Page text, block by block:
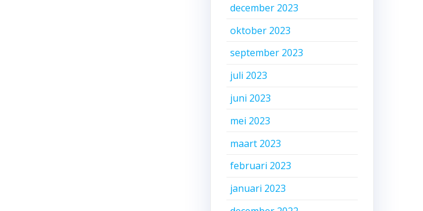
december 2023
oktober 2023
september 2023
juli 2023
juni 2023
mei 2023
maart 2023
februari 2023
januari 2023